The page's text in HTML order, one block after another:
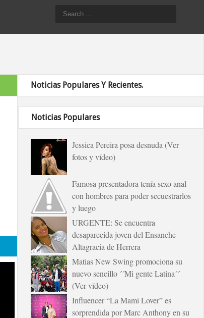
Noticias Populares Y Recientes.
Noticias Populares
Jessica Pereira posa desnuda (Ver
fotos y vídeo)
Famosa presentadora tenía sexo anal
con hombres para poder secuestrarlos
y luego
URGENTE: Se encuentra
desaparecida joven del Ensanche
Altagracia de Herrera
Matias New Swing promociona su
nuevo sencillo ´´Mi gente Latina´´
(Ver vídeo)
Influencer “La Mami Lover” es
sorprendida por Marc Anthony en su